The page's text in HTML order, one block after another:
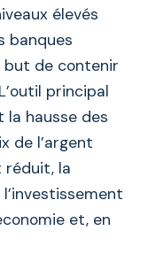
élevés
banques
but de contenir
principal
hausse des
de l’argent
réduit, la
et, en